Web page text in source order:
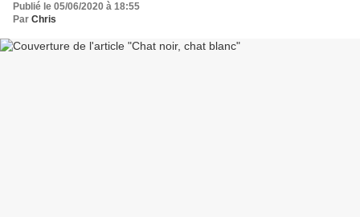
Publié le 05/06/2020 à 18:55
Par Chris